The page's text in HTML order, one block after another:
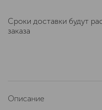
Сроки доставки будут
заказа
Описание